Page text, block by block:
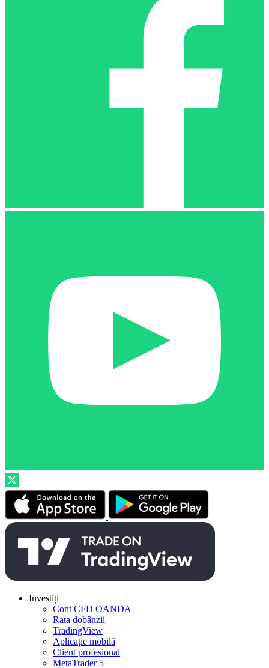
Investiți
Cont CFD OANDA
Rata dobânzii
TradingView
Aplicație mobilă
Client profesional
MetaTrader 5